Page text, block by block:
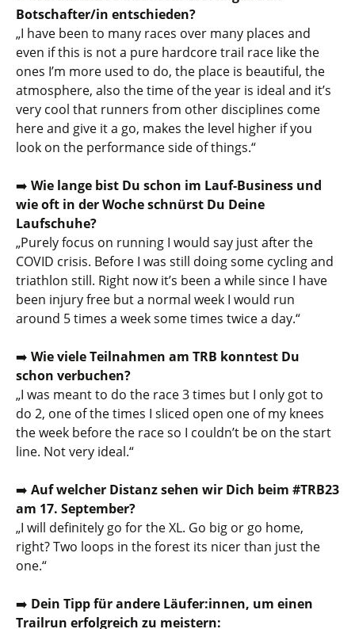
Botschafter/in entschieden?
„I have been to many races over many places and
even if this is not a pure hardcore trail race like the
ones I’m more used to do, the place is beautiful, the
atmosphere, also the time of the year is ideal and it’s
very cool that runners from other disciplines come
here and give it a go, makes the level higher if you
look on the performance side of things.“
➡️ Wie lange bist Du schon im Lauf-Business und
wie oft in der Woche schnürst Du Deine
Laufschuhe?
„Purely focus on running I would say just after the
COVID crisis. Before I was still doing some cycling and
triathlon still. Right now it’s been a while since I have
been injury free but a normal week I would run
around 5 times a week some times twice a day.“
➡️ Wie viele Teilnahmen am TRB konntest Du
schon verbuchen?
„I was meant to do the race 3 times but I only got to
do 2, one of the times I sliced open one of my knees
the week before the race so I couldn’t be on the start
line. Not very ideal.“
➡️ Auf welcher Distanz sehen wir Dich beim #TRB23
am 17. September?
„I will definitely go for the XL. Go big or go home,
right? Two loops in the forest its nicer than just the
one.“
➡️ Dein Tipp für andere Läufer:innen, um einen
Trailrun erfolgreich zu meistern: